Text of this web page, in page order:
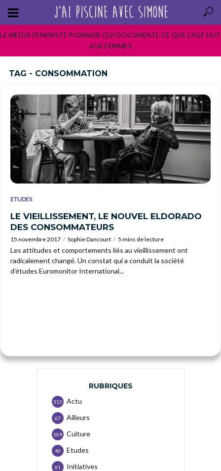
LE MEDIA FEMINISTE PIONNIER QUI DOCUMENTE CE QUE L’AGE FAIT
AUX FEMMES
TAG - CONSOMMATION
ETUDES
LE VIEILLISSEMENT, LE NOUVEL ELDORADO
DES CONSOMMATEURS
15 novembre 2017 Sophie Dancourt 5 mins de lecture
Les attitudes et comportements liés au vieillissement ont
radicalement changé. Un constat qui a conduit la société
d’études Euromonitor International...
RUBRIQUES
Actu
313
Ailleurs
67
Culture
109
Etudes
40
Initiatives
61